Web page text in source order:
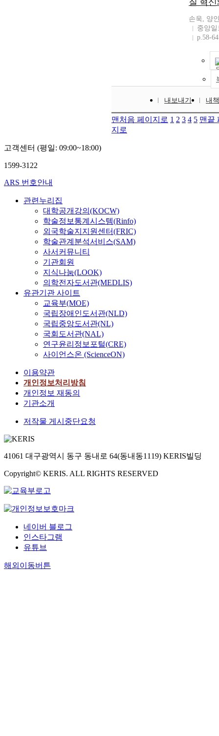
질 혁
손욱, 양
중앙
p.58-64
내보내기 내
맨처음 페이지로 1 2 3 4 5 맨끝
지로
고객센터 (평일: 09:00~18:00)
1599-3122
ARS 번호안내
관련누리집
대학공개강의(KOCW)
학술정보통계시스템(Rinfo)
외국학술지지원센터(FRIC)
학술관계분석서비스(SAM)
사서커뮤니티
기관회원
지식나눔(LOOK)
의학전자도서관(MEDLIS)
유관기관 사이트
교육부(MOE)
국립장애인도서관(NLD)
국립중앙도서관(NL)
국회도서관(NAL)
연구윤리정보포털(CRE)
사이언스온 (ScienceON)
이용약관
개인정보처리방침
개인정보 재동의
기관소개
저작물 게시중단요청
41061 대구광역시 동구 동내로 64(동내동1119) KERIS빌딩
Copyright© KERIS. ALL RIGHTS RESERVED
네이버 블로그
인스타그램
유튜브
해외이동버튼